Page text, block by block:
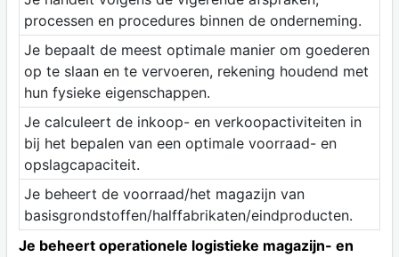
processen en procedures binnen de onderneming.
Je bepaalt de meest optimale manier om goederen
op te slaan en te vervoeren, rekening houdend met
hun fysieke eigenschappen.
Je calculeert de inkoop- en verkoopactiviteiten in
bij het bepalen van een optimale voorraad- en
opslagcapaciteit.
Je beheert de voorraad/het magazijn van
basisgrondstoffen/halffabrikaten/eindproducten.
Je beheert operationele logistieke magazijn- en